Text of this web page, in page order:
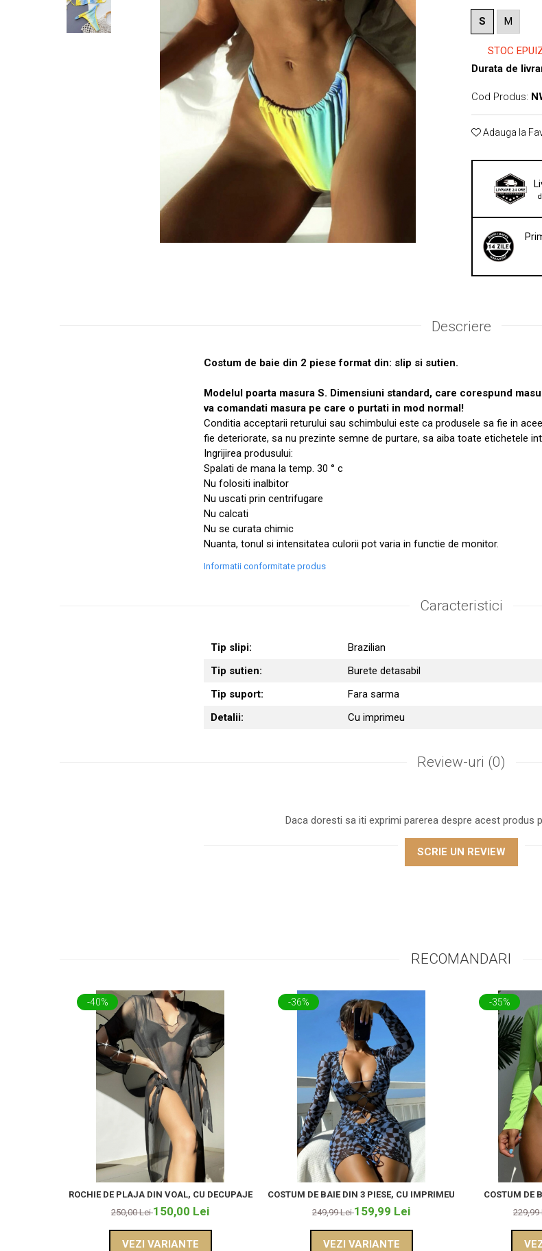
S M
STOC
Durata de
Cod Produs:
Adauga la
Descriere
Costum de baie din 2 piese format din: slip si sutien.
Modelul poarta masura S. Dimensiuni standard, care corespund
va comandati masura pe care o purtati in mod normal!
Conditia acceptarii returului sau schimbului este ca produsele sa fie in
fie deteriorate, sa nu prezinte semne de purtare, sa aiba toate etichetele
Ingrijirea produsului:
Spalati de mana la temp. 30 ° c
Nu folositi inalbitor
Nu uscati prin centrifugare
Nu calcati
Nu se curata chimic
Nuanta, tonul si intensitatea culorii pot varia in functie de monitor.
Informatii conformitate produs
Caracteristici
Tip slipi:
Brazilian
Tip sutien:
Burete detasabil
Tip suport:
Fara sarma
Detalii:
Cu imprimeu
Review-uri (0)
Daca doresti sa iti exprimi parerea despre acest produs
SCRIE UN REVIEW
RECOMANDARI
-40%
ROCHIE DE PLAJA DIN VOAL, CU DECUPAJE
250,00 Lei150,00 Lei
VEZI VARIANTE
-36%
COSTUM DE BAIE DIN 3 PIESE, CU IMPRIMEU
249,99 Lei159,99 Lei
VEZI VARIANTE
-35%
COSTUM DE